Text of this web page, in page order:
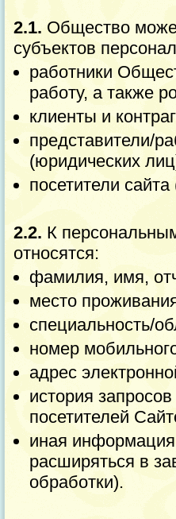
2.1. Общество
субъектов
работники
работу, а также
клиенты и
представители/
(юридических
посетители
2.2. К
относятся:
фамилия, имя,
место
специальность/
номер
адрес
история
посетителей
иная
расширяться в
обработки).